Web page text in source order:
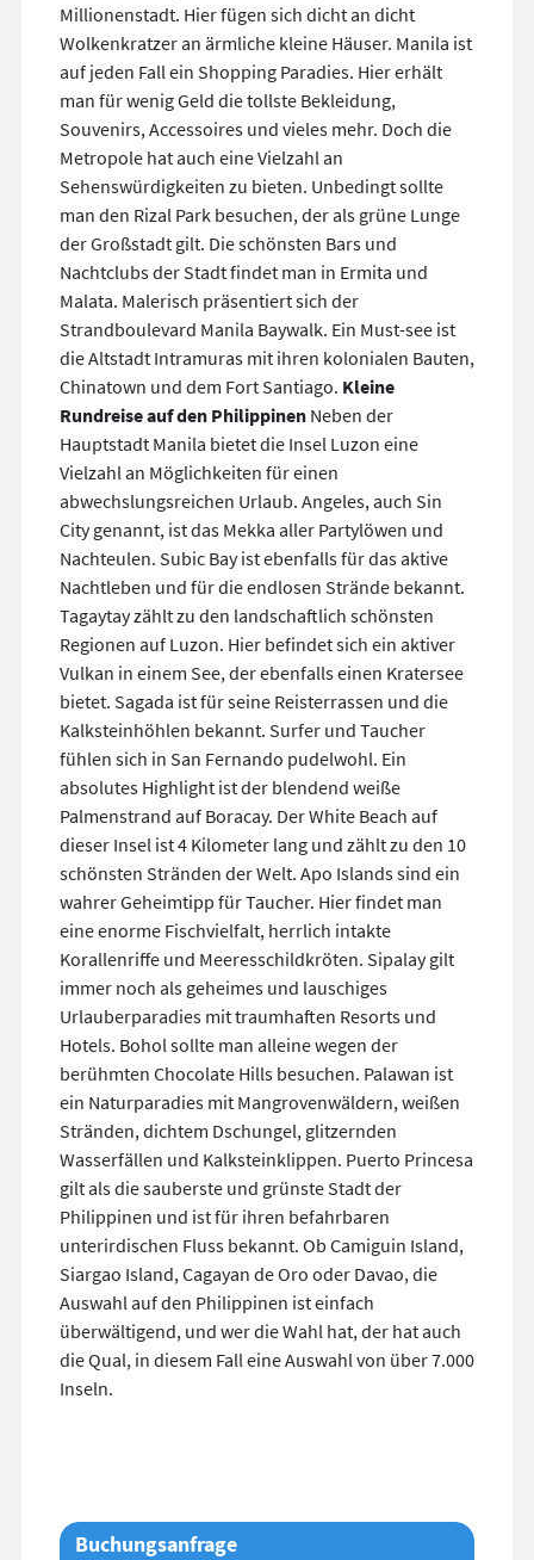
Millionenstadt. Hier fügen sich dicht an dicht
Wolkenkratzer an ärmliche kleine Häuser. Manila ist
auf jeden Fall ein Shopping Paradies. Hier erhält
man für wenig Geld die tollste Bekleidung,
Souvenirs, Accessoires und vieles mehr. Doch die
Metropole hat auch eine Vielzahl an
Sehenswürdigkeiten zu bieten. Unbedingt sollte
man den Rizal Park besuchen, der als grüne Lunge
der Großstadt gilt. Die schönsten Bars und
Nachtclubs der Stadt findet man in Ermita und
Malata. Malerisch präsentiert sich der
Strandboulevard Manila Baywalk. Ein Must-see ist
die Altstadt Intramuras mit ihren kolonialen Bauten,
Chinatown und dem Fort Santiago. Kleine
Rundreise auf den PhilippinenNeben der
Hauptstadt Manila bietet die Insel Luzon eine
Vielzahl an Möglichkeiten für einen
abwechslungsreichen Urlaub. Angeles, auch Sin
City genannt, ist das Mekka aller Partylöwen und
Nachteulen. Subic Bay ist ebenfalls für das aktive
Nachtleben und für die endlosen Strände bekannt.
Tagaytay zählt zu den landschaftlich schönsten
Regionen auf Luzon. Hier befindet sich ein aktiver
Vulkan in einem See, der ebenfalls einen Kratersee
bietet. Sagada ist für seine Reisterrassen und die
Kalksteinhöhlen bekannt. Surfer und Taucher
fühlen sich in San Fernando pudelwohl. Ein
absolutes Highlight ist der blendend weiße
Palmenstrand auf Boracay. Der White Beach auf
dieser Insel ist 4 Kilometer lang und zählt zu den 10
schönsten Stränden der Welt. Apo Islands sind ein
wahrer Geheimtipp für Taucher. Hier findet man
eine enorme Fischvielfalt, herrlich intakte
Korallenriffe und Meeresschildkröten. Sipalay gilt
immer noch als geheimes und lauschiges
Urlauberparadies mit traumhaften Resorts und
Hotels. Bohol sollte man alleine wegen der
berühmten Chocolate Hills besuchen. Palawan ist
ein Naturparadies mit Mangrovenwäldern, weißen
Stränden, dichtem Dschungel, glitzernden
Wasserfällen und Kalksteinklippen. Puerto Princesa
gilt als die sauberste und grünste Stadt der
Philippinen und ist für ihren befahrbaren
unterirdischen Fluss bekannt. Ob Camiguin Island,
Siargao Island, Cagayan de Oro oder Davao, die
Auswahl auf den Philippinen ist einfach
überwältigend, und wer die Wahl hat, der hat auch
die Qual, in diesem Fall eine Auswahl von über 7.000
Inseln.
Buchungsanfrage